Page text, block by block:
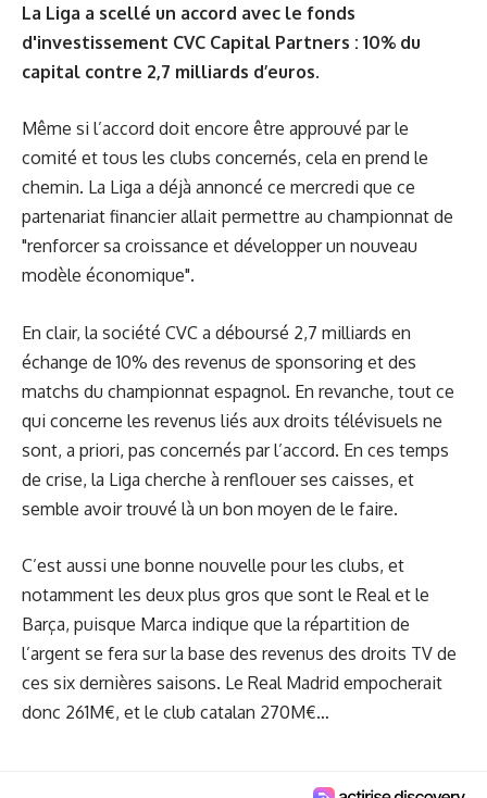
La Liga a scellé un accord avec le fonds
d'investissement CVC Capital Partners : 10% du
capital contre 2,7 milliards d’euros.
Même si l’accord doit encore être approuvé par le
comité et tous les clubs concernés, cela en prend le
chemin. La Liga a déjà annoncé ce mercredi que ce
partenariat financier allait permettre au championnat de
"renforcer sa croissance et développer un nouveau
modèle économique".
En clair, la société CVC a déboursé 2,7 milliards en
échange de 10% des revenus de sponsoring et des
matchs du championnat espagnol. En revanche, tout ce
qui concerne les revenus liés aux droits télévisuels ne
sont, a priori, pas concernés par l’accord. En ces temps
de crise, la Liga cherche à renflouer ses caisses, et
semble avoir trouvé là un bon moyen de le faire.
C’est aussi une bonne nouvelle pour les clubs, et
notamment les deux plus gros que sont le Real et le
Barça, puisque Marca indique que la répartition de
l’argent se fera sur la base des revenus des droits TV de
ces six dernières saisons. Le Real Madrid empocherait
donc 261M€, et le club catalan 270M€…